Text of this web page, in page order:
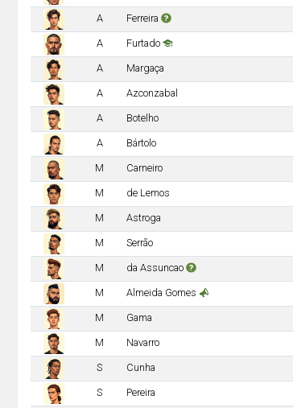
A Ferreira
A Furtado
A Margaça
A Azconzabal
A Botelho
A Bártolo
M Carneiro
M de Lemos
M Astroga
M Serrão
M da Assuncao
M Almeida Gomes
M Gama
M Navarro
S Cunha
S Pereira